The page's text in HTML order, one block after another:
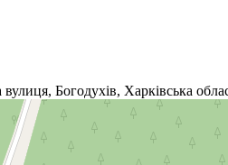
вулиця, Богодухів, Харківська